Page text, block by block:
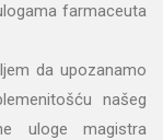
farmaceuta
da upozanamo
našeg
uloge magistra